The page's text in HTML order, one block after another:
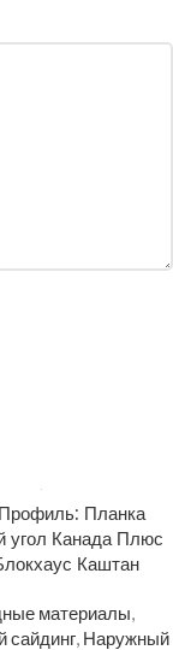
Планка
угол Канада Плюс
Каштан
материалы,
сайдинг, Наружный